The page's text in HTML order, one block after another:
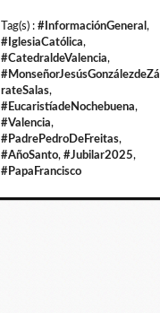
Tag(s) : #InformaciónGeneral ,
#IglesiaCatólica,
#CatedraldeValencia,
#MonseñorJesúsGonzálezdeZá
rateSalas,
#EucaristíadeNochebuena,
#Valencia,
#PadrePedroDeFreitas,
#AñoSanto, #Jubilar2025,
#PapaFrancisco